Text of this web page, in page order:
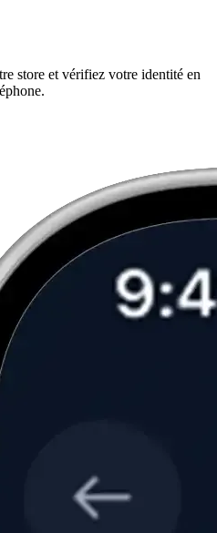
store et vérifiez votre identité en